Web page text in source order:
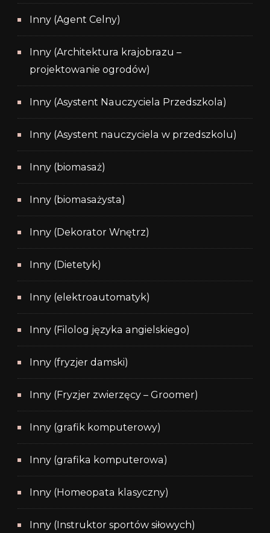
Inny (Agent Celny)
Inny (Architektura krajobrazu –
projektowanie ogrodów)
Inny (Asystent Nauczyciela Przedszkola)
Inny (Asystent nauczyciela w przedszkolu)
Inny (biomasaż)
Inny (biomasażysta)
Inny (Dekorator Wnętrz)
Inny (Dietetyk)
Inny (elektroautomatyk)
Inny (Filolog języka angielskiego)
Inny (fryzjer damski)
Inny (Fryzjer zwierzęcy – Groomer)
Inny (grafik komputerowy)
Inny (grafika komputerowa)
Inny (Homeopata klasyczny)
Inny (Instruktor sportów siłowych)